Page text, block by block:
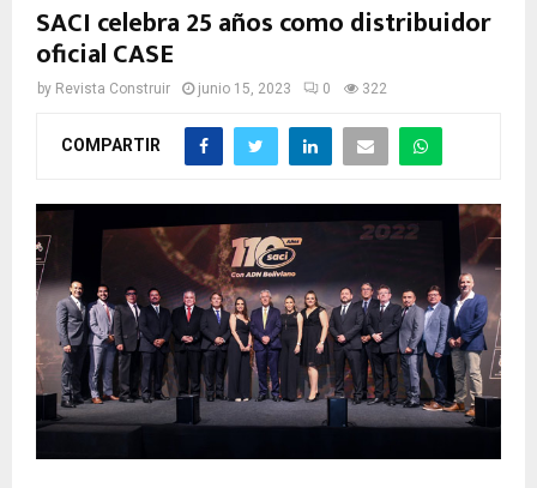
SACI celebra 25 años como distribuidor
oficial CASE
by Revista Construir junio 15, 2023 0 322
COMPARTIR